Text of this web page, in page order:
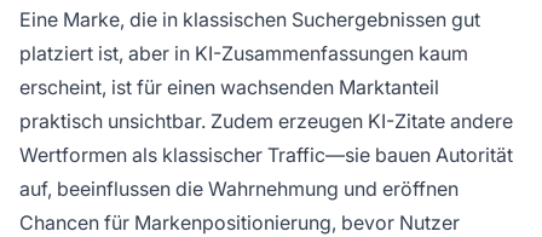
Eine Marke, die in klassischen Suchergebnissen gut
platziert ist, aber in KI-Zusammenfassungen kaum
erscheint, ist für einen wachsenden Marktanteil
praktisch unsichtbar. Zudem erzeugen KI-Zitate andere
Wertformen als klassischer Traffic—sie bauen Autorität
auf, beeinflussen die Wahrnehmung und eröffnen
Chancen für Markenpositionierung, bevor Nutzer